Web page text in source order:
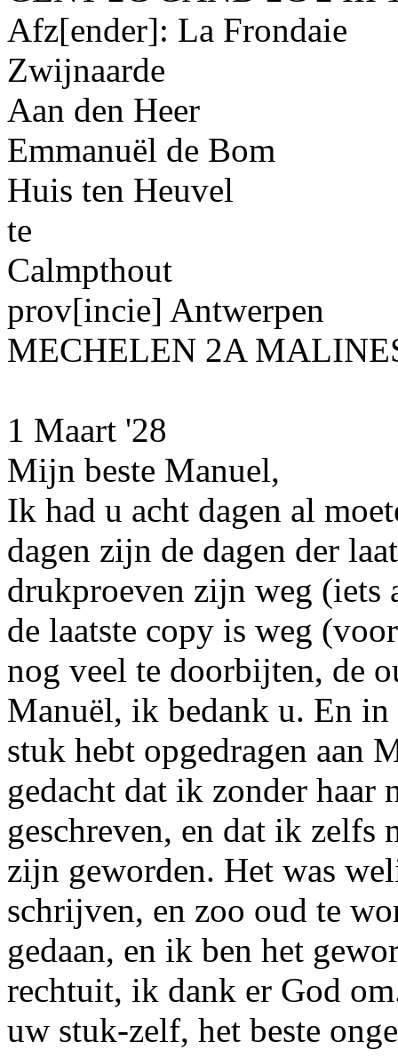
Afz[ender]: La Frondaie
Zwijnaarde
Aan den Heer
Emmanuël de Bom
Huis ten Heuvel
te
Calmpthout
prov[incie] Antwerpen
MECHELEN 2A
1 Maart '28
Mijn beste Manuel,
Ik had u acht dagen al
dagen zijn de dagen der
drukproeven zijn weg (iets
de laatste copy is weg
nog veel te doorbijten, de
Manuël, ik bedank u. En in
stuk hebt opgedragen aan
gedacht dat ik zonder haar
geschreven, en dat ik
zijn geworden. Het was
schrijven, en zoo oud te
gedaan, en ik ben het
rechtuit, ik dank er God
uw stuk-zelf, het beste